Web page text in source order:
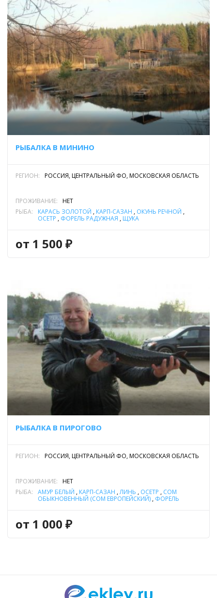
РЫБАЛКА В МИНИНО
РЕГИОН: РОССИЯ, ЦЕНТРАЛЬНЫЙ ФО, МОСКОВСКАЯ ОБЛАСТЬ
ПРОЖИВАНИЕ:
НЕТ
РЫБА:
КАРАСЬ ЗОЛОТОЙ , КАРП-САЗАН , ОКУНЬ РЕЧНОЙ ,
ОСЕТР , ФОРЕЛЬ РАДУЖНАЯ , ЩУКА
от 1 500 ₽
РЫБАЛКА В ПИРОГОВО
РЕГИОН: РОССИЯ, ЦЕНТРАЛЬНЫЙ ФО, МОСКОВСКАЯ ОБЛАСТЬ
ПРОЖИВАНИЕ:
НЕТ
РЫБА:
АМУР БЕЛЫЙ , КАРП-САЗАН ,ЛИНЬ , ОСЕТР , СОМ
ОБЫКНОВЕННЫЙ (СОМ ЕВРОПЕЙСКИЙ) , ФОРЕЛЬ
от 1 000 ₽